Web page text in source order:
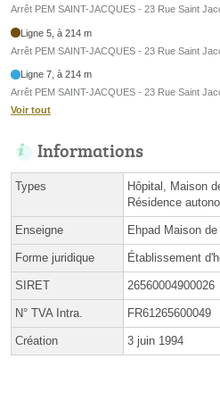
Arrêt PEM SAINT-JACQUES - 23 Rue Saint
Ligne 5, à 214 m
Arrêt PEM SAINT-JACQUES - 23 Rue Saint
Ligne 7, à 214 m
Arrêt PEM SAINT-JACQUES - 23 Rue Saint
Voir tout
Informations
Types
Hôpital, Maison
Résidence
Enseigne Ehpad Maison
Forme juridique Établissement
SIRET 26560004900026
N° TVA Intra. FR61265600049
Création 3 juin 1994